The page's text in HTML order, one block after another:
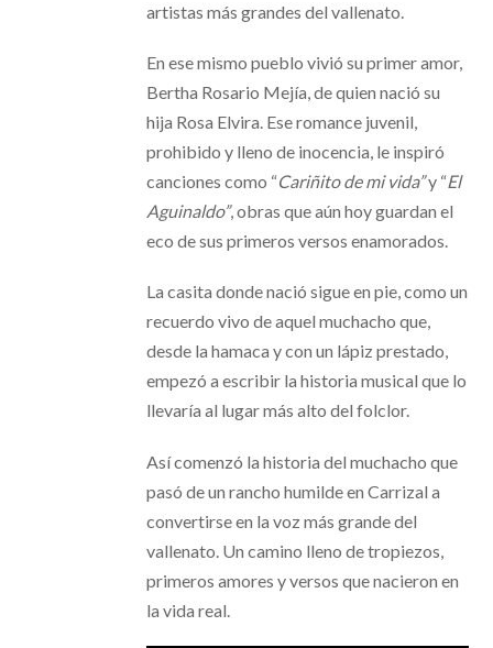
artistas más grandes del vallenato.
En ese mismo pueblo vivió su primer amor,
Bertha Rosario Mejía, de quien nació su
hija Rosa Elvira. Ese romance juvenil,
prohibido y lleno de inocencia, le inspiró
canciones como “Cariñito de mi vida”y “El
Aguinaldo”, obras que aún hoy guardan el
eco de sus primeros versos enamorados.
La casita donde nació sigue en pie, como un
recuerdo vivo de aquel muchacho que,
desde la hamaca y con un lápiz prestado,
empezó a escribir la historia musical que lo
llevaría al lugar más alto del folclor.
Así comenzó la historia del muchacho que
pasó de un rancho humilde en Carrizal a
convertirse en la voz más grande del
vallenato. Un camino lleno de tropiezos,
primeros amores y versos que nacieron en
la vida real.